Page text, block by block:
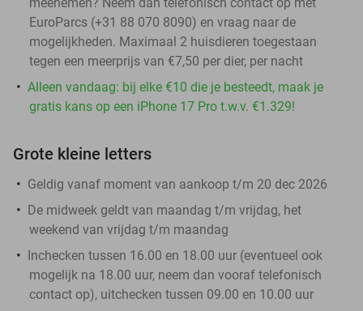
EuroParcs (+31 88 070 8090) en vraag naar de
mogelijkheden. Maximaal 2 huisdieren toegestaan
tegen een meerprijs van €7,50 per dier, per nacht
Alleen vandaag: bij elke €10 die je besteedt, maak je
gratis kans op een iPhone 17 Pro t.w.v. €1.329!
Grote kleine letters
Geldig vanaf moment van aankoop t/m 20 dec 2026
De midweek geldt van maandag t/m vrijdag, het
weekend van vrijdag t/m maandag
Inchecken tussen 16.00 en 18.00 uur (eventueel ook
mogelijk na 18.00 uur, neem dan vooraf telefonisch
contact op), uitchecken tussen 09.00 en 10.00 uur